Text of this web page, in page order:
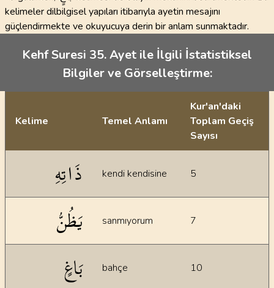
kelimeler dilbilgisel yapıları itibarıyla ayetin mesajını
güçlendirmekte ve okuyucuya derin bir anlam sunmaktadır.
Kehf Suresi 35. Ayet ile İlgili İstatistiksel
Bilgiler ve Görselleştirme:
Kelime Temel Anlamı
Kur'an'daki
Toplam Geçiş
Sayısı
ذَاتِهِ kendi kendisine 5
يَظُنُّ sanmıyorum 7
بَاغٍ bahçe 10